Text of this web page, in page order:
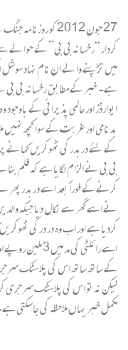
27جون 2012 کو روزنامہ جنگ
کردار “رخسانہ بی بی” کے
میں تڑپنے والے ان نام نہاد
ہے۔ خبر کے مطابق رخسانہ بی بی
ایوارڈز اور عالمی پذیرائی کے
بدنامی اور غربت کے سوا کچھ
کے لئے دربدر کی ٹھوکریں
بی بی نے الزام لگایا ہے کہ فلم
کرنے کے فوراً بعد اسے دربدر
نے اسے گھر سے نکال دیا جبکہ
کردیا ہے اور اب وہ در در کی
کے ساتھ ساتھ اس کی پلاسٹک
لیکن نہ تو اس کی پلاسٹک
مکملخبر یہاں ملاحظہکی جاسکتی